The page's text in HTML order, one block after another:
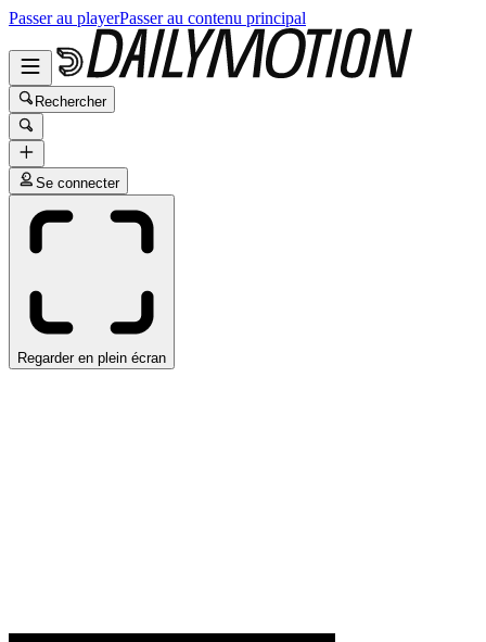
Passer au playerPasser au contenu principal
Rechercher
Se connecter
Regarder en plein écran